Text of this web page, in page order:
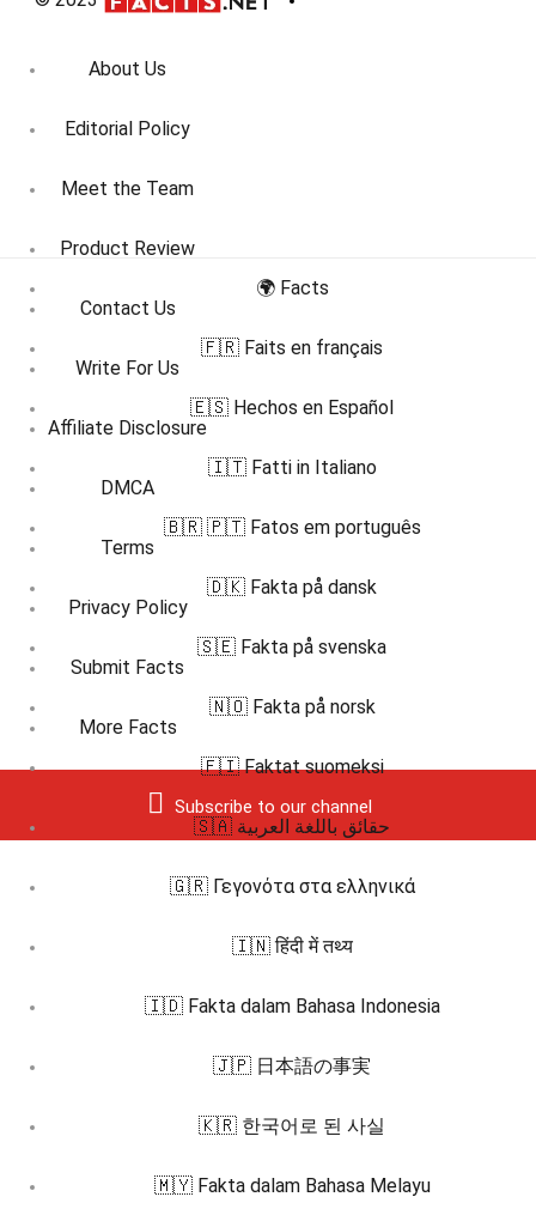
About Us
Editorial Policy
Meet the Team
Product Review
Contact Us
Write For Us
Affiliate Disclosure
DMCA
Terms
Privacy Policy
Submit Facts
More Facts
Subscribe to our channel
🌍 Facts
🇫🇷 Faits en français
🇪🇸 Hechos en Español
🇮🇹 Fatti in Italiano
🇧🇷 🇵🇹 Fatos em português
🇩🇰 Fakta på dansk
🇸🇪 Fakta på svenska
🇳🇴 Fakta på norsk
🇫🇮 Faktat suomeksi
🇸🇦 حقائق باللغة العربية
🇬🇷 Γεγονότα στα ελληνικά
🇮🇳 हिंदी में तथ्य
🇮🇩 Fakta dalam Bahasa Indonesia
🇯🇵 日本語の事実
🇰🇷 한국어로 된 사실
🇲🇾 Fakta dalam Bahasa Melayu